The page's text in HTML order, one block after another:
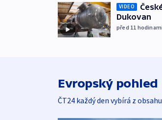
VIDEO
Dukovan
před 11 hodinami
Evropský pohled
ČT24 každý den vybírá z